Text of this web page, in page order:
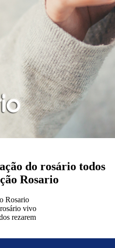
do rosário todos
Rosario
Rosario
vivo
rezarem